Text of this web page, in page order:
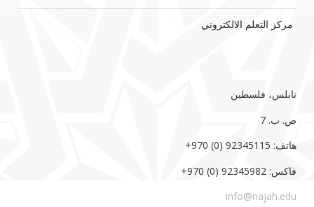
مركز التعلم الالكتروني
نابلس، فلسطين
ص. ب. 7‏
هاتف: 92345115 (0) 970‏‎+‎
فاكس: 92345982 (0) 970‏‎+‎
info@najah.edu